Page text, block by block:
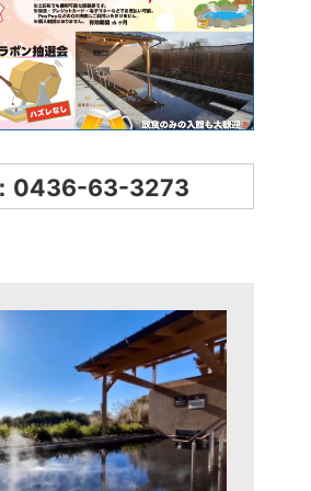
0436-63-3273